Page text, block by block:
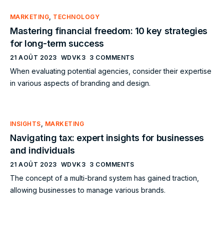
MARKETING, TECHNOLOGY
Mastering financial freedom: 10 key strategies
for long-term success
21 AOÛT 2023 WDVK3 3 COMMENTS
When evaluating potential agencies, consider their expertise
in various aspects of branding and design.
INSIGHTS, MARKETING
Navigating tax: expert insights for businesses
and individuals
21 AOÛT 2023 WDVK3 3 COMMENTS
The concept of a multi-brand system has gained traction,
allowing businesses to manage various brands.